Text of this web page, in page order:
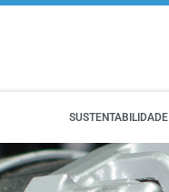
SUSTENTABILIDADE